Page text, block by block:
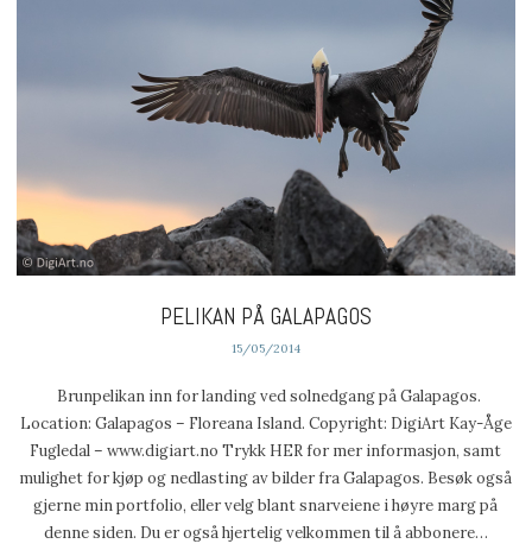
PELIKAN PÅ GALAPAGOS
15/05/2014
Brunpelikan inn for landing ved solnedgang på Galapagos.
Location: Galapagos – Floreana Island. Copyright: DigiArt Kay-Åge
Fugledal – www.digiart.no Trykk HER for mer informasjon, samt
mulighet for kjøp og nedlasting av bilder fra Galapagos. Besøk også
gjerne min portfolio, eller velg blant snarveiene i høyre marg på
denne siden. Du er også hjertelig velkommen til å abbonere…